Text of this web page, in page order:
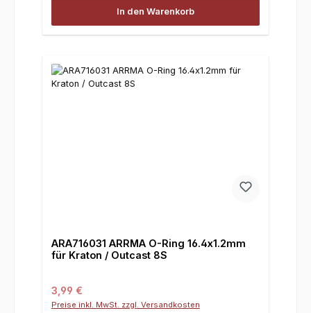
In den Warenkorb
ARA716031 ARRMA O-Ring 16.4x1.2mm
für Kraton / Outcast 8S
Regulärer Preis:
3,99 €
Preise inkl. MwSt. zzgl. Versandkosten